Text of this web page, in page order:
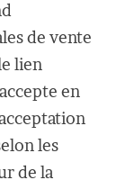
de vente
lien
en
les
de la